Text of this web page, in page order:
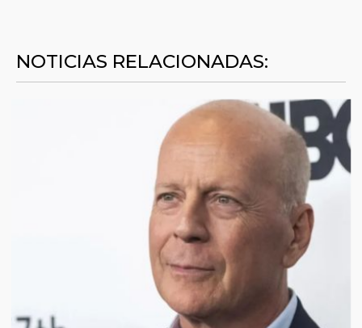
NOTICIAS RELACIONADAS: